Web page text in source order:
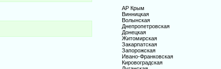
АР Крым
Винницкая
Волынская
Днепропетровская
Донецкая
Житомирская
Закарпатская
Запорожская
Ивано-Франковская
Кировоградская